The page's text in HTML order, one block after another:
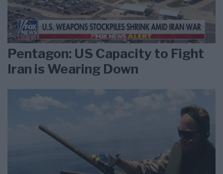
Pentagon: US Capacity to Fight
Iran is Wearing Down